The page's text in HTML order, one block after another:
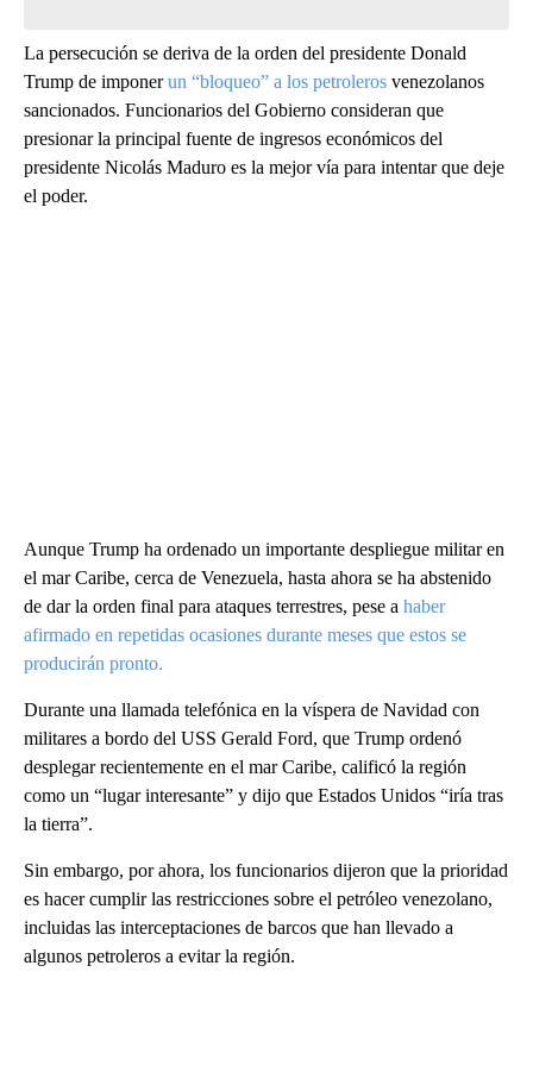
La persecución se deriva de la orden del presidente Donald
Trump de imponerun “bloqueo” a los petroleros venezolanos
sancionados. Funcionarios del Gobierno consideran que
presionar la principal fuente de ingresos económicos del
presidente Nicolás Maduro es la mejor vía para intentar que deje
el poder.
Aunque Trump ha ordenado un importante despliegue militar en
el mar Caribe, cerca de Venezuela, hasta ahora se ha abstenido
de dar la orden final para ataques terrestres, pese a haber
afirmado en repetidas ocasiones durante meses que estos se
producirán pronto.
Durante una llamada telefónica en la víspera de Navidad con
militares a bordo del USS Gerald Ford, que Trump ordenó
desplegar recientemente en el mar Caribe, calificó la región
como un “lugar interesante” y dijo que Estados Unidos “iría tras
la tierra”.
Sin embargo, por ahora, los funcionarios dijeron que la prioridad
es hacer cumplir las restricciones sobre el petróleo venezolano,
incluidas las interceptaciones de barcos que han llevado a
algunos petroleros a evitar la región.